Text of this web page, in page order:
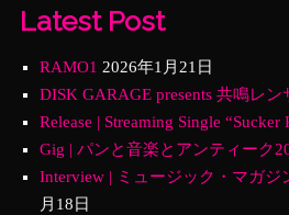
Latest Post
RAMO1 2026年1月21日
DISK GARAGE presents 共鳴レン
Release | Streaming Single “Sucker
Gig | パンと音楽とアンティーク
Interview | ミュージック・マガジ
月18日